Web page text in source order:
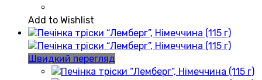
Add to Wishlist
Швидкий перегляд